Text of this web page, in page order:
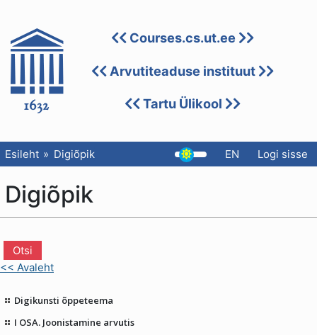
Courses.cs.ut.ee
Arvutiteaduse instituut
Tartu Ülikool
Esileht Digiõpik EN Logi sisse
Digiõpik
<< Avaleht
Digikunsti õppeteema
I OSA. Joonistamine arvutis